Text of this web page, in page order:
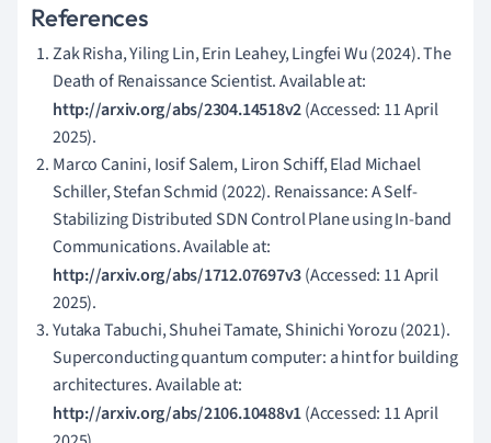
References
Zak Risha, Yiling Lin, Erin Leahey, Lingfei Wu (2024). The
Death of Renaissance Scientist. Available at:
http://arxiv.org/abs/2304.14518v2(Accessed: 11 April
2025).
Marco Canini, Iosif Salem, Liron Schiff, Elad Michael
Schiller, Stefan Schmid (2022). Renaissance: A Self-
Stabilizing Distributed SDN Control Plane using In-band
Communications. Available at:
http://arxiv.org/abs/1712.07697v3(Accessed: 11 April
2025).
Yutaka Tabuchi, Shuhei Tamate, Shinichi Yorozu (2021).
Superconducting quantum computer: a hint for building
architectures. Available at:
http://arxiv.org/abs/2106.10488v1(Accessed: 11 April